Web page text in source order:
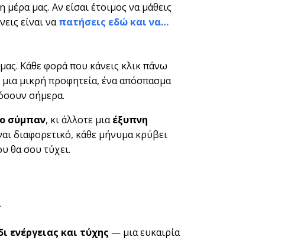
μας. Αν είσαι έτοιμος να μάθεις
είναι ναπατήσεις εδώ και να…
Κάθε φορά που κάνεις κλικ πάνω
μικρή προφητεία, ένα απόσπασμα
σήμερα.
σύμπαν, κι άλλοτε μιαέξυπνη
διαφορετικό, κάθε μήνυμα κρύβει
θα σου τύχει.
ενέργειας και τύχης — μια ευκαιρία